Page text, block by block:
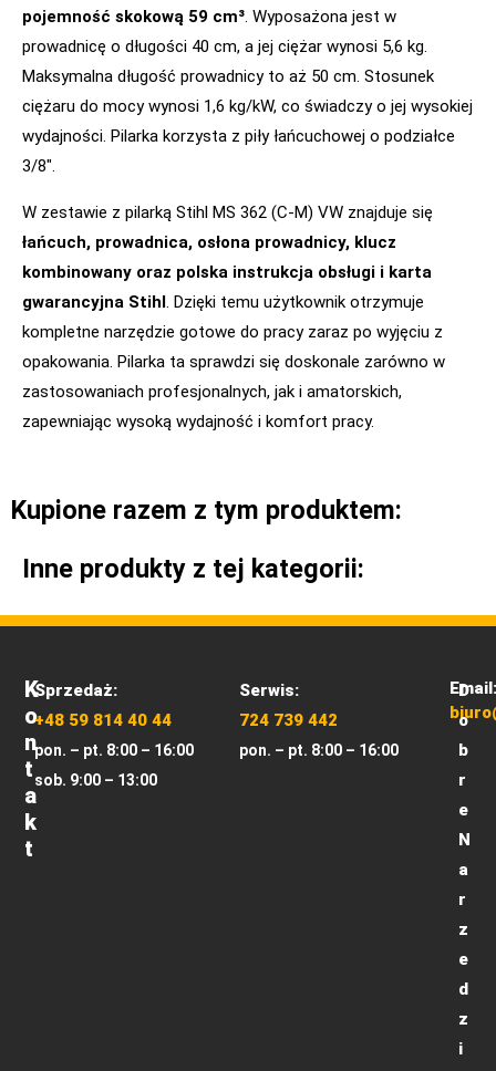
pojemność skokową 59 cm³. Wyposażona jest w
prowadnicę o długości 40 cm, a jej ciężar wynosi 5,6 kg.
Maksymalna długość prowadnicy to aż 50 cm. Stosunek
ciężaru do mocy wynosi 1,6 kg/kW, co świadczy o jej wysokiej
wydajności. Pilarka korzysta z piły łańcuchowej o podziałce
3/8″.
W zestawie z pilarką Stihl MS 362 (C-M) VW znajduje się
łańcuch, prowadnica, osłona prowadnicy, klucz
kombinowany oraz polska instrukcja obsługi i karta
gwarancyjna Stihl. Dzięki temu użytkownik otrzymuje
kompletne narzędzie gotowe do pracy zaraz po wyjęciu z
opakowania. Pilarka ta sprawdzi się doskonale zarówno w
zastosowaniach profesjonalnych, jak i amatorskich,
zapewniając wysoką wydajność i komfort pracy.
Kupione razem z tym produktem:
Inne produkty z tej kategorii:
K
O
N
T
A
K
T
Sprzedaż:
+48 59 814 40 44
pon. – pt. 8:00 – 16:00
sob. 9:00 – 13:00
Serwis:
724 739 442
pon. – pt. 8:00 – 16:00
Email:
D
o
b
r
e
N
a
r
z
e
d
z
i